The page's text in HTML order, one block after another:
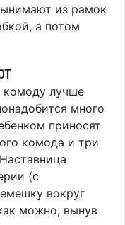
из рамок
а потом
комоду лучше
много
приносят
комода и три
(с
вокруг
можно, вынув